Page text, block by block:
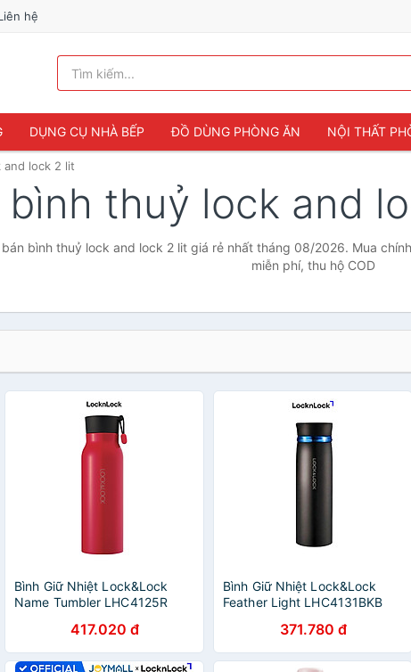
hệ
DỤNG CỤ NHÀ BẾP ĐỒ DÙNG PHÒNG ĂN NỘI THẤT
and lock 2 lit
bình thuỷ lock and
bán bình thuỷ lock and lock 2 lit giá rẻ nhất tháng 08/2026. Mua
miễn phí, thu hộ COD
Bình Giữ Nhiệt Lock&Lock
Name Tumbler LHC4125R
417.020 đ
Bình Giữ Nhiệt Lock&Lock
Feather Light LHC4131BKB
371.780 đ